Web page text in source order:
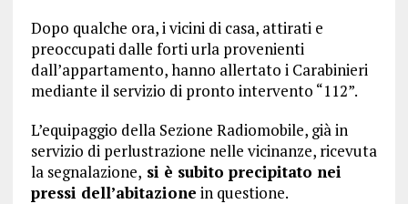
Dopo qualche ora, i vicini di casa, attirati e
preoccupati dalle forti urla provenienti
dall’appartamento, hanno allertato i Carabinieri
mediante il servizio di pronto intervento “112”.
L’equipaggio della Sezione Radiomobile, già in
servizio di perlustrazione nelle vicinanze, ricevuta
la segnalazione, si è subito precipitato nei
pressi dell’abitazione in questione.